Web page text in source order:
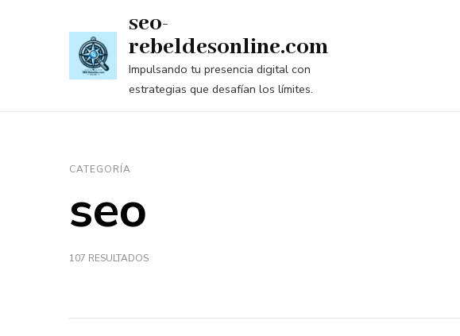
seo-
rebeldesonline.com
Impulsando tu presencia digital con
estrategias que desafían los límites.
CATEGORÍA
seo
107 RESULTADOS